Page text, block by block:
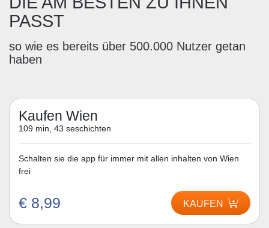
PASST
so wie es bereits über 500.000 Nutzer getan
haben
Kaufen Wien
109 min, 43 seschichten
Schalten sie die app für immer mit allen inhalten von Wien
frei
€ 8,99 KAUFEN